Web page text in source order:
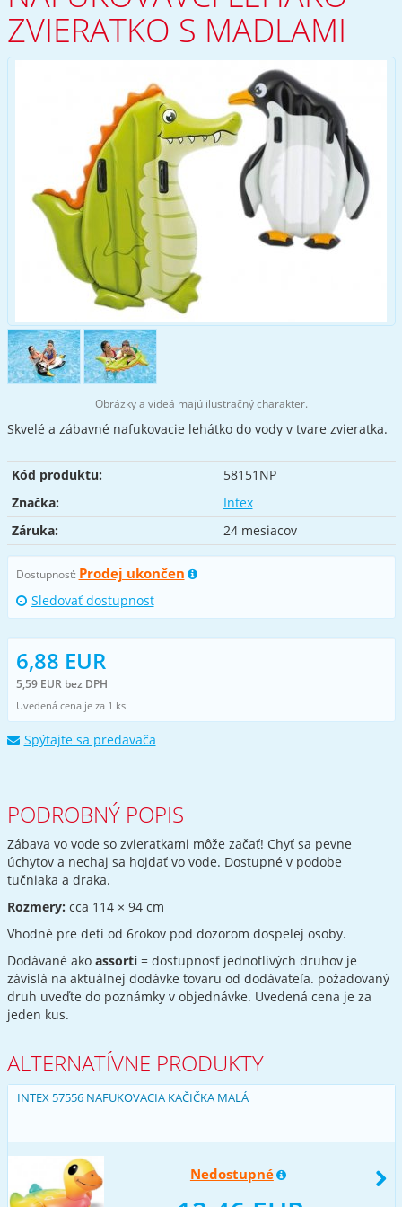
ZVIERATKO S MADLAMI
Obrázky a videá majú ilustračný charakter.
Skvelé a zábavné nafukovacie lehátko do vody v tvare zvieratka.
Kód produktu:
58151NP
Značka:
Intex
Záruka:
24 mesiacov
Dostupnosť: Prodej ukončen
Sledovať dostupnost
6,88 EUR
5,59 EUR bez DPH
Uvedená cena je za 1 ks.
Spýtajte sa predavača
PODROBNÝ POPIS
Zábava vo vode so zvieratkami môže začať! Chyť sa pevne
úchytov a nechaj sa hojdať vo vode. Dostupné v podobe
tučniaka a draka.
Rozmery: cca 114 × 94 cm
Vhodné pre deti od 6rokov pod dozorom dospelej osoby.
Dodávané ako assorti= dostupnosť jednotlivých druhov je
závislá na aktuálnej dodávke tovaru od dodávateľa. požadovaný
druh uveďte do poznámky v objednávke. Uvedená cena je za
jeden kus.
ALTERNATÍVNE PRODUKTY
INTEX 57556 NAFUKOVACIA KAČIČKA MALÁ
Nedostupné